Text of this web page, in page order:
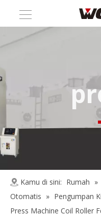
Kamu di sini: Rumah »
Otomatis » Pengumpan
Press Machine Coil Roller